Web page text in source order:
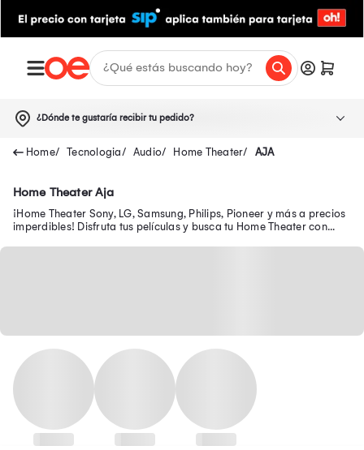
¿Dónde te gustaría recibir tu pedido?
Tecnologia Audio Home Theater AJA
Home Theater Aja
¡Home Theater Sony, LG, Samsung, Philips, Pioneer y más a precios
imperdibles! Disfruta tus películas y busca tu Home Theater con